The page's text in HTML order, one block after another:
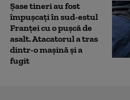
Şase tineri au fost
împuşcați în sud-estul
Franţei cu o pușcă de
asalt. Atacatorul a tras
dintr-o maşină și a
fugit